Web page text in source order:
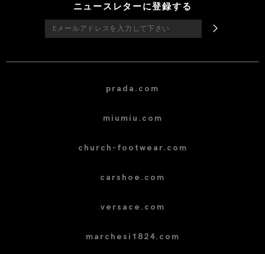
ニュースレターに登録する
prada.com
miumiu.com
church-footwear.com
carshoe.com
versace.com
marchesi1824.com